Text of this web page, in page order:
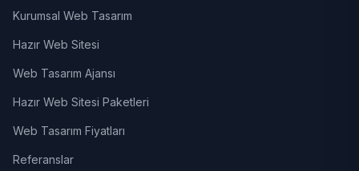
Kurumsal Web Tasarım
Hazır Web Sitesi
Web Tasarım Ajansı
Hazır Web Sitesi Paketleri
Web Tasarım Fiyatları
Referanslar